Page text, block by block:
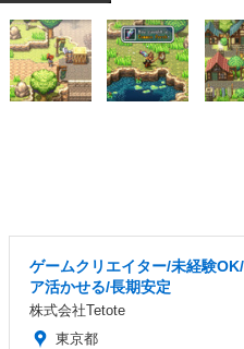
ゲームクリエイター/未経験
ア活かせる/長期安定
株式会社Tetote
東京都